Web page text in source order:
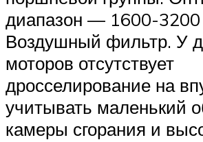
диапазон — 1600-3200
Воздушный фильтр. У
моторов отсутствует
дросселирование на
учитывать маленький
камеры сгорания и